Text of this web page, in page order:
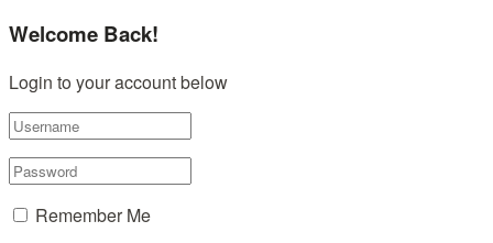
Welcome Back!
Login to your account below
Remember Me